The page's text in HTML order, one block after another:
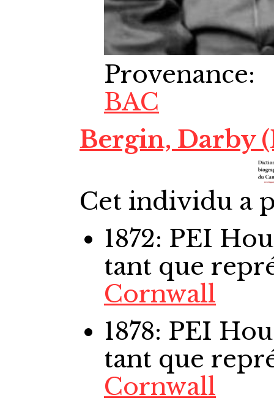
Provenance:
BAC
Bergin, Darby
Cet individu a
1872: PEI
tant que
Cornwall
1878: PEI
tant que
Cornwall